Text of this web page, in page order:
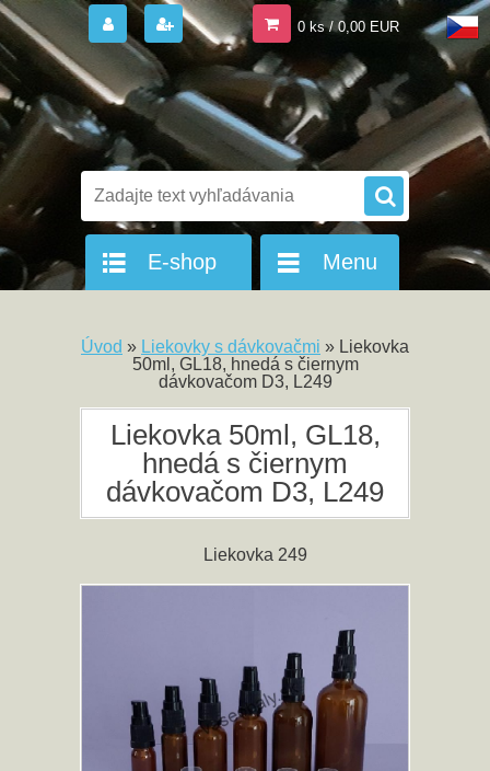
0 ks / 0,00 EUR
E-shop Menu
Úvod » Liekovky s dávkovačmi » Liekovka
50ml, GL18, hnedá s čiernym
dávkovačom D3, L249
Liekovka 50ml, GL18,
hnedá s čiernym
dávkovačom D3, L249
Liekovka 249